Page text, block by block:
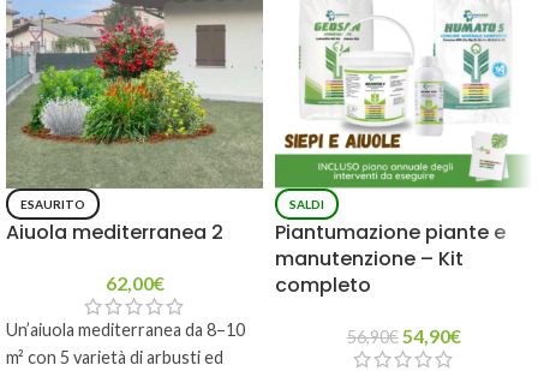
ESAURITO
Aiuola mediterranea 2
62,00€
Un’aiuola mediterranea da 8–10
m² con 5 varietà di arbusti ed
SALDI
Piantumazione piante e
manutenzione – Kit
completo
56,90€ 54,90€